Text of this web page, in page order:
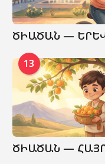
ԾԻԱԾԱՆ —
13
ԾԻԱԾԱՆ —